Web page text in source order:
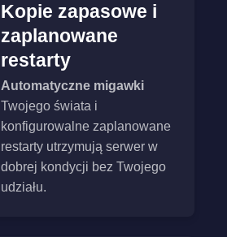
Kopie zapasowe i
zaplanowane
restarty
Automatyczne migawki
Twojego świata i
konfigurowalne zaplanowane
restarty utrzymują serwer w
dobrej kondycji bez Twojego
udziału.